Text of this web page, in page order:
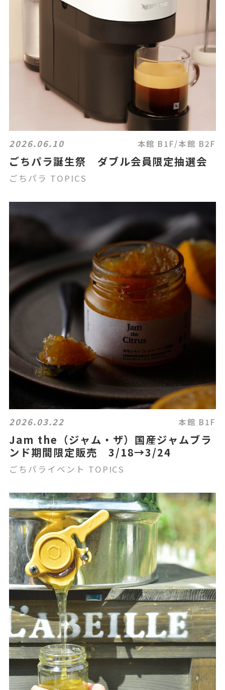
2026.06.10 本館 B1F/本館 B2F
ごちパラ誕生祭 ダブル会員限定抽選会
ごちパラ TOPICS
2026.03.22 本館 B1F
Jam the（ジャム・ザ）国産ジャムブラ
ンド期間限定販売 3/18→3/24
ごちパライベント TOPICS